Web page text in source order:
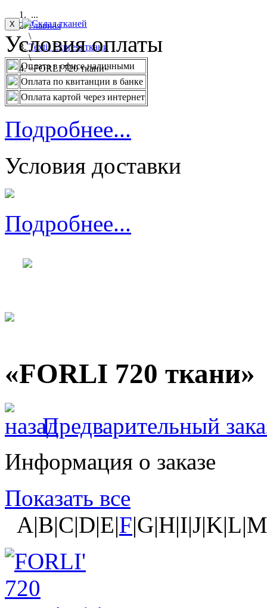
...
Главная
\
Textil Express ткани
\
«FORLI 720 ткани»
X
Условия оплаты
Оплата в офисе наличными
Оплата по квитанции в банке
Оплата картой через интернет
Подробнее...
Условия доставки
Подробнее...
«FORLI 720 ткани»
Предварительный
Информация о заказе
Показать все
A|B|C|D|E|F